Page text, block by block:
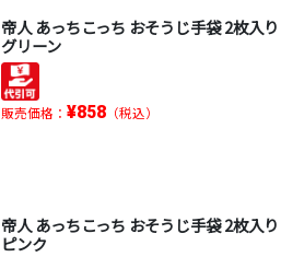
帝人 あっちこっち おそうじ手袋 2枚入り
グリーン
販売価格： ¥858（税込）
帝人 あっちこっち おそうじ手袋 2枚入り
ピンク